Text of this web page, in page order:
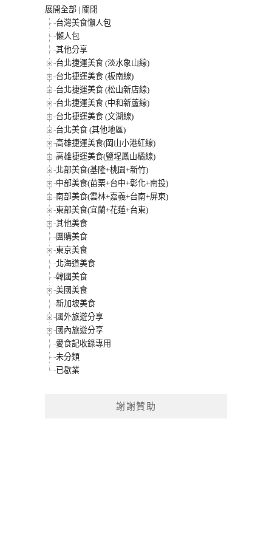
展開全部 | 關閉
台灣美食懶人包
懶人包
其他分享
台北捷運美食 (淡水象山線)
台北捷運美食 (板南線)
台北捷運美食 (松山新店線)
台北捷運美食 (中和新蘆線)
台北捷運美食 (文湖線)
台北美食 (其他地區)
高雄捷運美食(岡山小港紅線)
高雄捷運美食(鹽埕鳳山橘線)
北部美食(基隆+桃園+新竹)
中部美食(苗栗+台中+彰化+南投)
南部美食(雲林+嘉義+台南+屏東)
東部美食(宜蘭+花蓮+台東)
其他美食
團購美食
東京美食
北海道美食
韓國美食
美國美食
新加坡美食
國外旅遊分享
國內旅遊分享
愛食記收錄專用
未分類
已歇業
謝謝贊助